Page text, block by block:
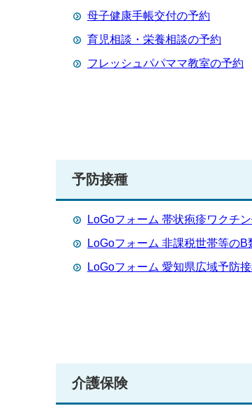
母子健康手帳交付の予約
育児相談・栄養相談の予約
フレッシュパパママ教室の予約
予防接種
LoGoフォーム 帯状疱疹ワクチ
LoGoフォーム 非課税世帯等の
LoGoフォーム 愛知県広域予防
介護保険